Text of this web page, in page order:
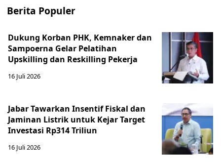
Berita Populer
Dukung Korban PHK, Kemnaker dan
Sampoerna Gelar Pelatihan
Upskilling dan Reskilling Pekerja
16 Juli 2026
Jabar Tawarkan Insentif Fiskal dan
Jaminan Listrik untuk Kejar Target
Investasi Rp314 Triliun
16 Juli 2026